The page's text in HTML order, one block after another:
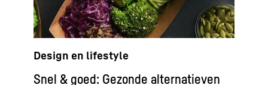
Design en lifestyle
Snel & goed: Gezonde alternatieven